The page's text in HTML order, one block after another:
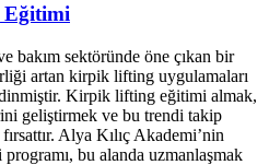
bakım sektöründe öne çıkan bir
artan kirpik lifting uygulamaları
Kirpik lifting eğitimi almak,
geliştirmek ve bu trendi takip
Alya Kılıç Akademi’nin
bu alanda uzmanlaşmak